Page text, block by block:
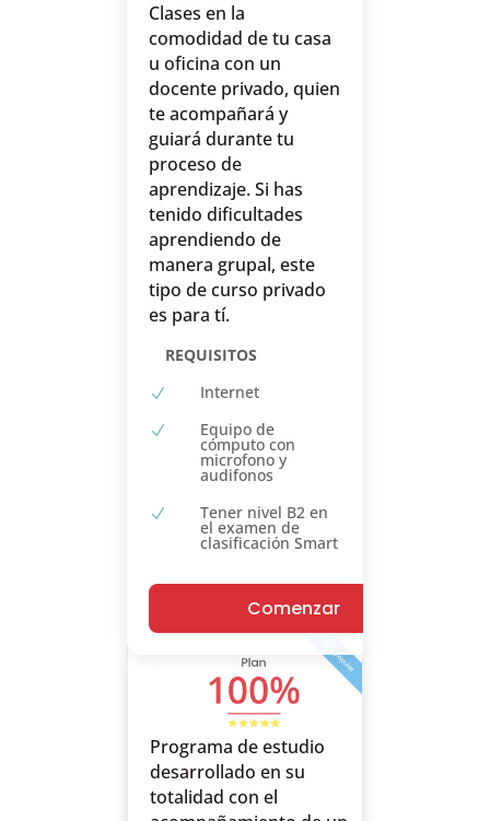
Clases en la
comodidad de tu casa
u oficina con un
docente privado, quien
te acompañará y
guiará durante tu
proceso de
aprendizaje. Si has
tenido dificultades
aprendiendo de
manera grupal, este
tipo de curso privado
es para tí.
REQUISITOS
N Internet
N Equipo de
cómputo con
microfono y
audifonos
N Tener nivel B2 en
el examen de
clasificación Smart
Comenzar
Programa de estudio
desarrollado en su
totalidad con el